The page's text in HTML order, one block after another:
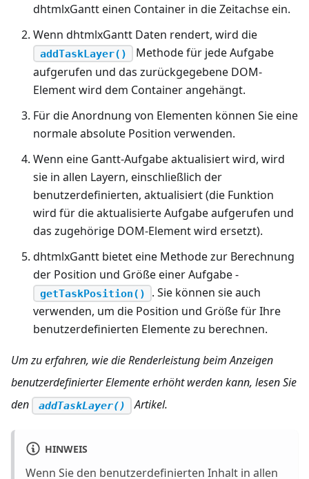
dhtmlxGantt einen Container in die Zeitachse ein.
Wenn dhtmlxGantt Daten rendert, wird die
addTaskLayer()
Methode für jede Aufgabe
aufgerufen und das zurückgegebene DOM-
Element wird dem Container angehängt.
Für die Anordnung von Elementen können Sie eine
normale absolute Position verwenden.
Wenn eine Gantt-Aufgabe aktualisiert wird, wird
sie in allen Layern, einschließlich der
benutzerdefinierten, aktualisiert (die Funktion
wird für die aktualisierte Aufgabe aufgerufen und
das zugehörige DOM-Element wird ersetzt).
dhtmlxGantt bietet eine Methode zur Berechnung
der Position und Größe einer Aufgabe -
getTaskPosition()
. Sie können sie auch
verwenden, um die Position und Größe für Ihre
benutzerdefinierten Elemente zu berechnen.
Um zu erfahren, wie die Renderleistung beim Anzeigen
benutzerdefinierter Elemente erhöht werden kann, lesen Sie
den
addTaskLayer() Artikel.
HINWEIS
Wenn Sie den benutzerdefinierten Inhalt in allen